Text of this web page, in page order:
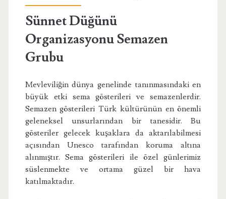
Sünnet Düğünü
Organizasyonu Semazen
Grubu
Mevleviliğin dünya genelinde tanınmasındaki en
büyük etki sema gösterileri ve semazenlerdir.
Semazen gösterileri Türk kültürünün en önemli
geleneksel unsurlarından bir tanesidir. Bu
gösteriler gelecek kuşaklara da aktarılabilmesi
açısından Unesco tarafından koruma altına
alınmıştır. Sema gösterileri ile özel günlerimiz
süslenmekte ve ortama güzel bir hava
katılmaktadır.